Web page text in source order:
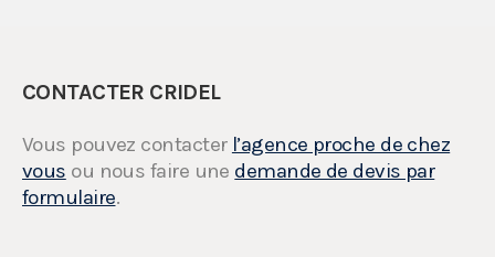
CONTACTER CRIDEL
Vous pouvez contacter l’agence proche de chez
vous ou nous faire une demande de devis par
formulaire.